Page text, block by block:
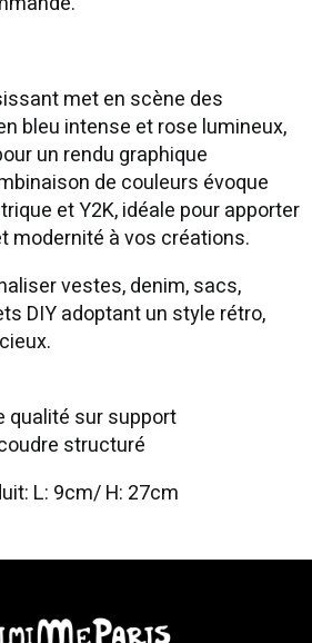
met en scène des
bleu intense et rose lumineux,
un rendu graphique
de couleurs évoque
et Y2K, idéale pour apporter
modernité à vos créations.
vestes, denim, sacs,
DIY adoptant un style rétro,
qualité sur support
structuré
L: 9cm/ H: 27cm